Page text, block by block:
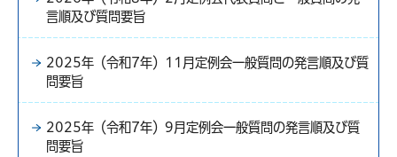
言順及び質問要旨
2025年（令和7年）11月定例会一般質問の発言順及び質
問要旨
2025年（令和7年）9月定例会一般質問の発言順及び質
問要旨